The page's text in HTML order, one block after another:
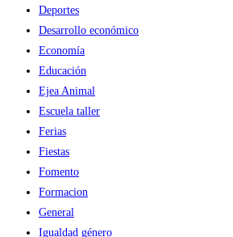
Deportes
Desarrollo económico
Economía
Educación
Ejea Animal
Escuela taller
Ferias
Fiestas
Fomento
Formacion
General
Igualdad género